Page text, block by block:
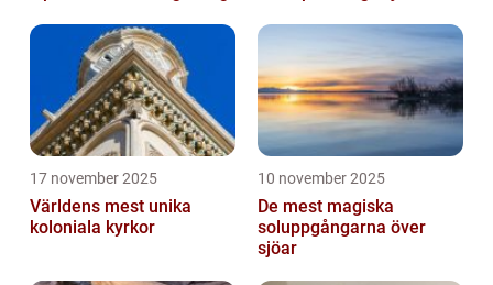
17 november 2025
Världens mest unika
koloniala kyrkor
10 november 2025
De mest magiska
soluppgångarna över
sjöar